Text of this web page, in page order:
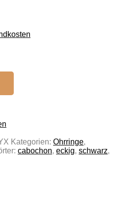
Kategorien: Ohrringe,
cabochon, eckig, schwarz,